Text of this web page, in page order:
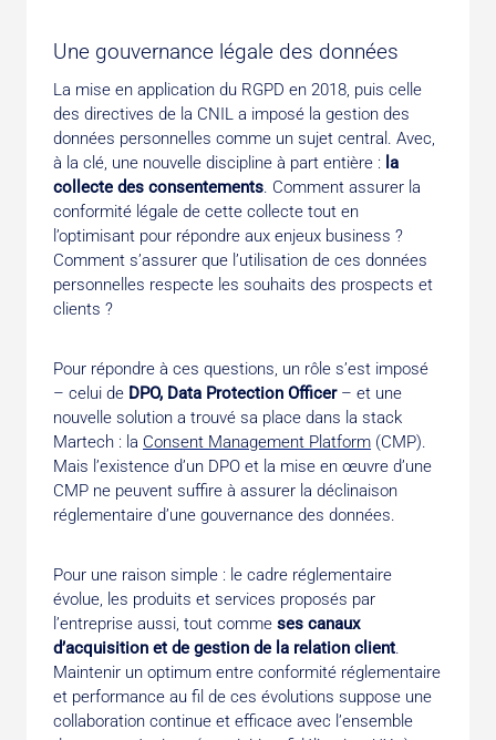
Une gouvernance légale des données
La mise en application du RGPD en 2018, puis celle
des directives de la CNIL a imposé la gestion des
données personnelles comme un sujet central. Avec,
à la clé, une nouvelle discipline à part entière : la
collecte des consentements. Comment assurer la
conformité légale de cette collecte tout en
l’optimisant pour répondre aux enjeux business ?
Comment s’assurer que l’utilisation de ces données
personnelles respecte les souhaits des prospects et
clients ?
Pour répondre à ces questions, un rôle s’est imposé
– celui de DPO, Data Protection Officer– et une
nouvelle solution a trouvé sa place dans la stack
Martech : la Consent Management Platform (CMP).
Mais l’existence d’un DPO et la mise en œuvre d’une
CMP ne peuvent suffire à assurer la déclinaison
réglementaire d’une gouvernance des données.
Pour une raison simple : le cadre réglementaire
évolue, les produits et services proposés par
l’entreprise aussi, tout comme ses canaux
d’acquisition et de gestion de la relation client.
Maintenir un optimum entre conformité réglementaire
et performance au fil de ces évolutions suppose une
collaboration continue et efficace avec l’ensemble